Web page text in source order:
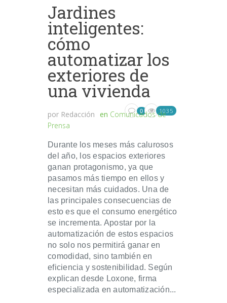
Jardines
inteligentes:
cómo
automatizar los
exteriores de
una vivienda
por Redacción en Comunicados de
Prensa
0 1035
Durante los meses más calurosos
del año, los espacios exteriores
ganan protagonismo, ya que
pasamos más tiempo en ellos y
necesitan más cuidados. Una de
las principales consecuencias de
esto es que el consumo energético
se incrementa. Apostar por la
automatización de estos espacios
no solo nos permitirá ganar en
comodidad, sino también en
eficiencia y sostenibilidad. Según
explican desde Loxone, firma
especializada en automatización...